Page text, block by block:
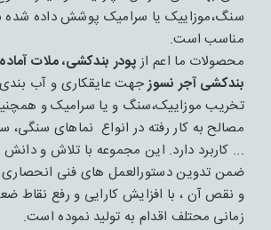
سنگ،موزاییک یا سرامیک پوشش داده شده
مناسب است.
محصولات ما اعم ازپودر بندکشی، ملات
بندکشی آجر نسوزجهت عایقکاری و آب بندی
تخریب موزاییک،سنگ و یا سرامیک و
مصالح به کار رفته در انواع نماهای سنگی،
... کاربرد دارد. این مجموعه با تلاش و
ضمن تدوین دستورالعمل های فنی
و نقص آن ، با افزایش کارایی و رفع نقاط
زمانی محتلف اقدام به تولید نموده است.